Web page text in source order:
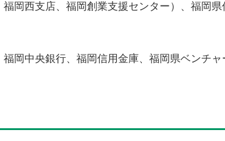
岡西支店、福岡創業支援センター）、福岡
岡中央銀行、福岡信用金庫、福岡県ベンチ